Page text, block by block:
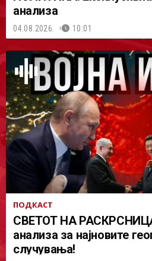
анализа
04.08.2026. 10:01
ПОДКАСТ
СВЕТОТ НА РАСКРСНИЦА
анализа за најновите
случувања!